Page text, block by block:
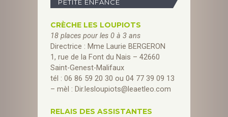
PETITE ENFANCE
CRÈCHE LES LOUPIOTS
18 places pour les 0 à 3 ans
Directrice : Mme Laurie BERGERON
1, rue de la Font du Nais – 42660
Saint-Genest-Malifaux
tél : 06 86 59 20 30 ou 04 77 39 09 13
– mèl : Dir.lesloupiots@leaetleo.com
RELAIS DES ASSISTANTES